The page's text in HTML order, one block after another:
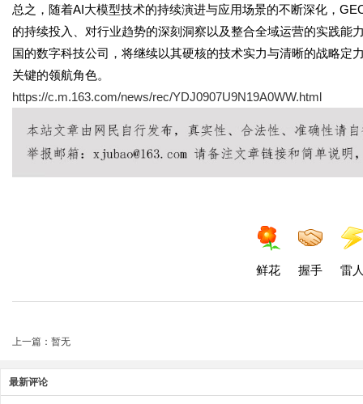
总之，随着AI大模型技术的持续演进与应用场景的不断深化，
的持续投入、对行业趋势的深刻洞察以及整合全域运营的实践
国的数字科技公司，将继续以其硬核的技术实力与清晰的战略
关键的领航角色。
https://c.m.163.com/news/rec/YDJ0907U9N19A0WW.html
鲜花 握手 雷
上一篇：暂无
最新评论